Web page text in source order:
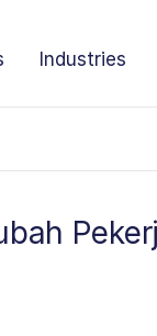
Industries